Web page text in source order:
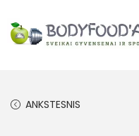
ANKSTESNIS